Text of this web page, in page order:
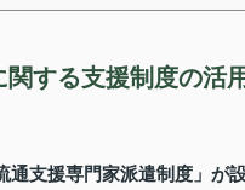
する支援制度の活
通支援専門家派遣制度」が